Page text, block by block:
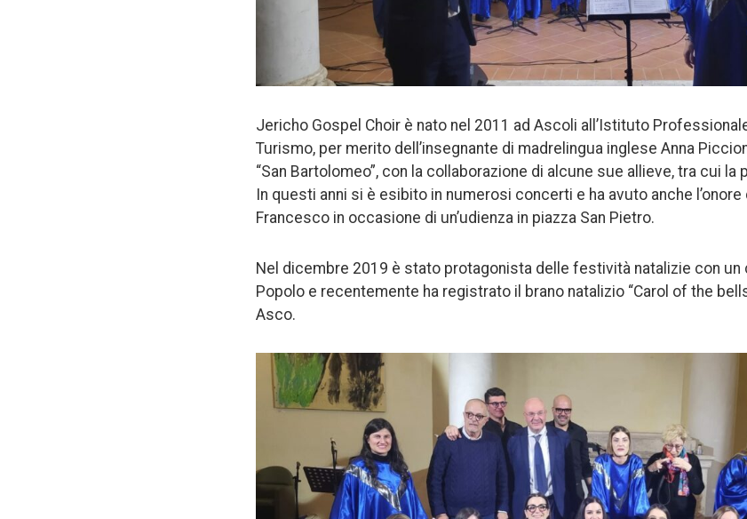
Jericho Gospel Choir è nato nel 2011 ad Ascoli all’Istituto
Turismo, per merito dell’insegnante di madrelingua inglese Anna
“San Bartolomeo”, con la collaborazione di alcune sue allieve, tra cui la
In questi anni si è esibito in numerosi concerti e ha avuto anche l’onore
Francesco in occasione di un’udienza in piazza San Pietro.
Nel dicembre 2019 è stato protagonista delle festività natalizie con un
Popolo e recentemente ha registrato il brano natalizio “Carol of the
Asco.